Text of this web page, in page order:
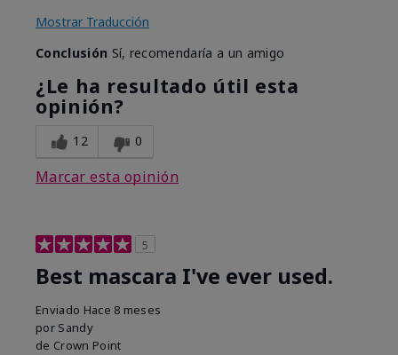
Mostrar Traducción
Conclusión Sí, recomendaría a un amigo
¿Le ha resultado útil esta
opinión?
12 0
Marcar esta opinión
5
Best mascara I've ever used.
Enviado Hace 8 meses
por Sandy
de Crown Point